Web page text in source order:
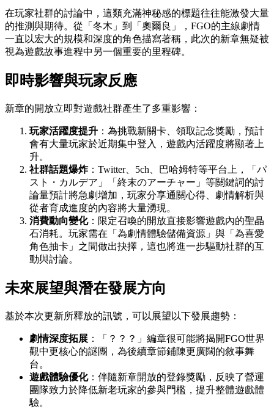
在玩家社群的討論中，這類充滿神秘感的標題往往能激發大量
的推測與期待。從「冬木」到「奧爾良」，FGO的主線劇情
一直以宏大的規模和深度的角色描寫著稱，此次的新章無疑被
視為遊戲故事進程中另一個重要的里程碑。
即時影響與玩家反應
新章的開放立即對遊戲社群產生了多重影響：
玩家活躍度提升 ：為挑戰新關卡、領取記念獎勵，預計
會有大量玩家於近期集中登入，遊戲內活躍度將顯著上
升。
社群話題爆炸：Twitter、5ch、巴哈姆特等平台上，「パ
スト・カルデア」「終末のアーチャー」等關鍵詞的討
論量預計將急劇增加，玩家分享通關心得、劇情解析與
從者育成進度的內容將大量湧現。
消費動向變化：限定召喚的開放直接影響遊戲內的聖晶
石消耗。玩家需在「為劇情體驗儲備資源」與「為喜愛
角色抽卡」之間做出抉擇，這也將進一步驅動社群的互
動與討論。
未來展望與潛在發展方向
基於本次更新所釋放的訊號，可以展望以下發展趨勢：
劇情深度拓展 ：「？？？」編章很可能將揭開FGO世界
觀中更核心的謎團，為後續章節鋪陳更廣闊的敘事舞
台。
遊戲體驗優化：伴隨新章開放的登錄獎勵，反映了營運
團隊致力於降低新老玩家的參與門檻，提升整體遊戲體
驗。